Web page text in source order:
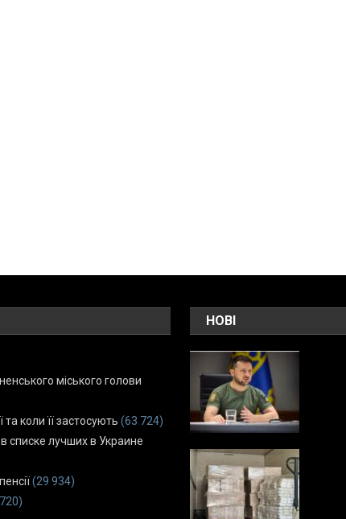
міського голови
коли її застосують (63 724)
списке лучших в Украине
(29 934)
НОВІ